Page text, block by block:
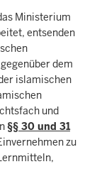
Ministerium
entsenden
dem
islamischen
und
§§ 30 und 31
zu